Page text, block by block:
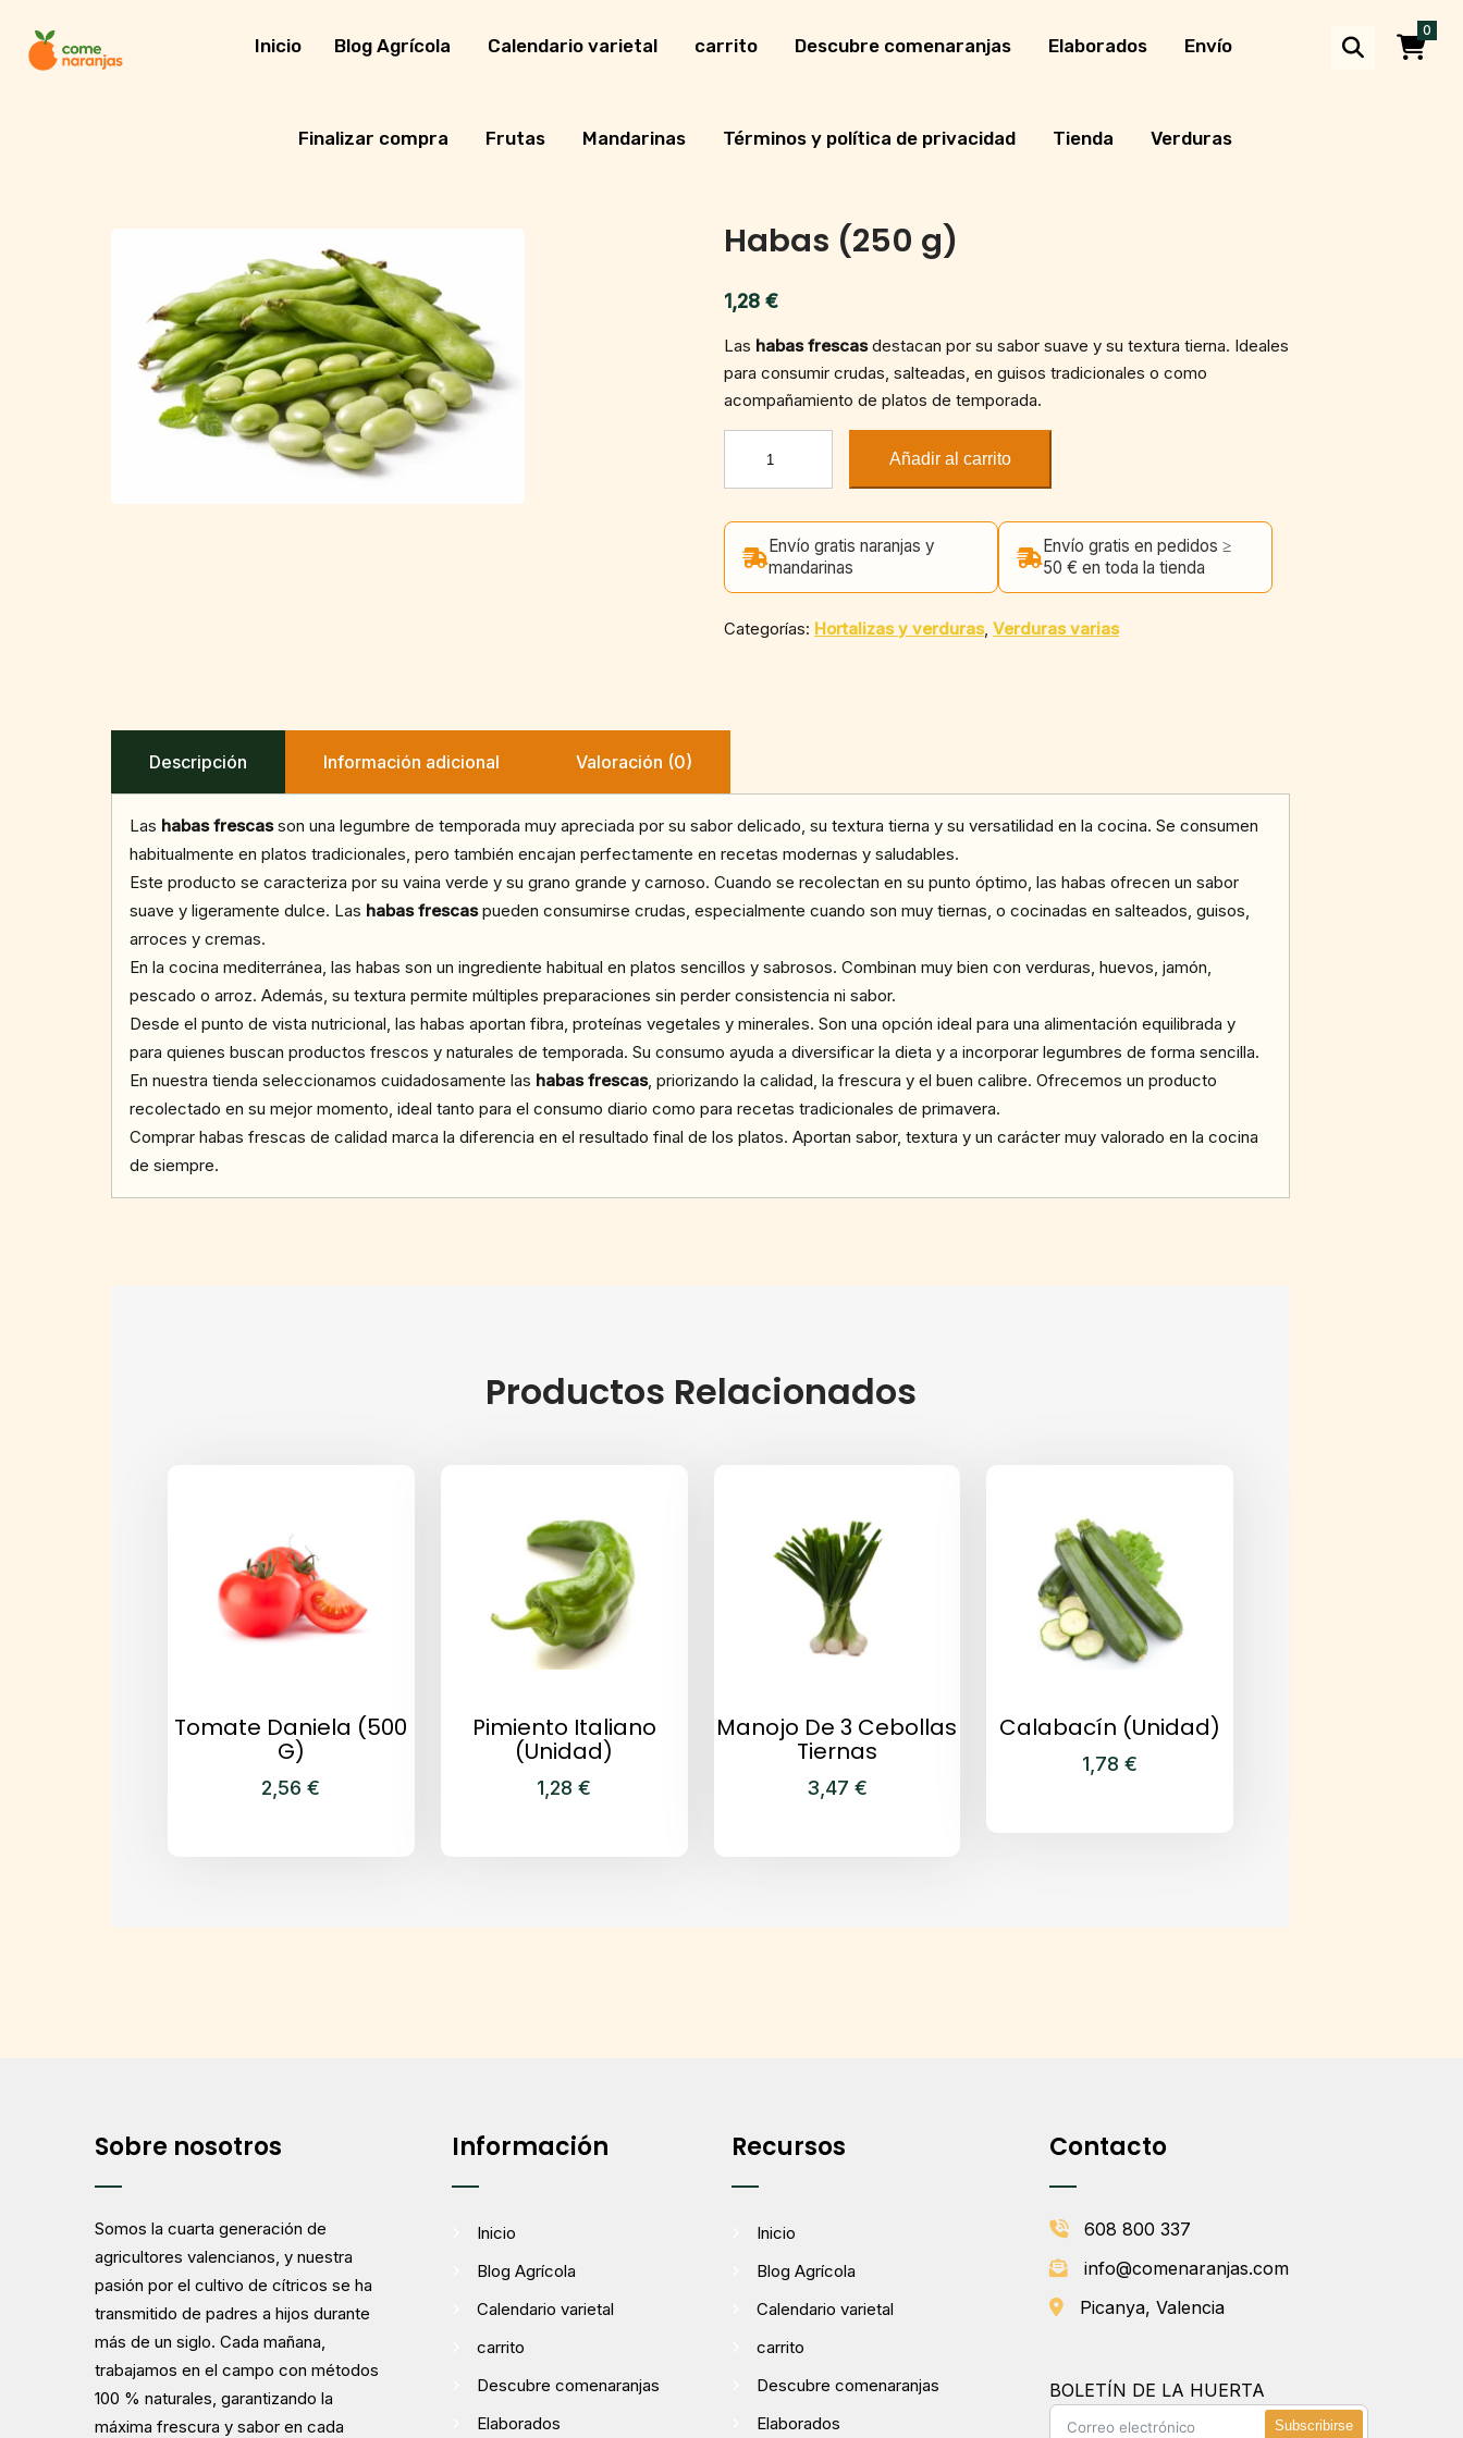
content
Inicio Blog Agrícola Calendario varietal carrito Descubre comenaranjas Elaborados Envío
Finalizar compra Frutas Mandarinas Términos y política de privacidad Tienda Verduras
0
Habas (250 g)
1,28€
Las habas frescasdestacan por su sabor suave y su textura tierna. Ideales
para consumir crudas, salteadas, en guisos tradicionales o como
acompañamiento de platos de temporada.
cantidad
Añadir al carrito
Envío gratis naranjas y
mandarinas
Envío gratis en pedidos ≥
50 € en toda la tienda
Categorías: Hortalizas y verduras,Verduras varias
Descripción Información adicional Valoración (0)
Las habas frescasson una legumbre de temporada muy apreciada por su sabor delicado, su textura tierna y su versatilidad en la cocina. Se consumen
habitualmente en platos tradicionales, pero también encajan perfectamente en recetas modernas y saludables.
Este producto se caracteriza por su vaina verde y su grano grande y carnoso. Cuando se recolectan en su punto óptimo, las habas ofrecen un sabor
suave y ligeramente dulce. Las habas frescaspueden consumirse crudas, especialmente cuando son muy tiernas, o cocinadas en salteados, guisos,
arroces y cremas.
En la cocina mediterránea, las habas son un ingrediente habitual en platos sencillos y sabrosos. Combinan muy bien con verduras, huevos, jamón,
pescado o arroz. Además, su textura permite múltiples preparaciones sin perder consistencia ni sabor.
Desde el punto de vista nutricional, las habas aportan fibra, proteínas vegetales y minerales. Son una opción ideal para una alimentación equilibrada y
para quienes buscan productos frescos y naturales de temporada. Su consumo ayuda a diversificar la dieta y a incorporar legumbres de forma sencilla.
En nuestra tienda seleccionamos cuidadosamente las habas frescas, priorizando la calidad, la frescura y el buen calibre. Ofrecemos un producto
recolectado en su mejor momento, ideal tanto para el consumo diario como para recetas tradicionales de primavera.
Comprar habas frescas de calidad marca la diferencia en el resultado final de los platos. Aportan sabor, textura y un carácter muy valorado en la cocina
de siempre.
Productos Relacionados
Tomate Daniela (500
G)
2,56€
Pimiento Italiano
(Unidad)
1,28€
Manojo De 3 Cebollas
Tiernas
3,47 €
Calabacín (Unidad)
1,78 €
Sobre nosotros
Somos la cuarta generación de
agricultores valencianos, y nuestra
pasión por el cultivo de cítricos se ha
transmitido de padres a hijos durante
más de un siglo. Cada mañana,
trabajamos en el campo con métodos
100 % naturales, garantizando la
máxima frescura y sabor en cada
Información
Inicio
Blog Agrícola
Calendario varietal
carrito
Descubre comenaranjas
Elaborados
Recursos
Inicio
Blog Agrícola
Calendario varietal
carrito
Descubre comenaranjas
Elaborados
Contacto
608 800 337
info@comenaranjas.com
Picanya, Valencia
BOLETÍN DE LA HUERTA
Subscribirse